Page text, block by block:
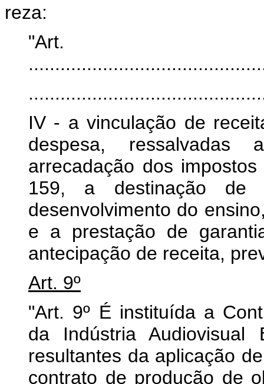
reza:
IV - a vinculação de
despesa,
arrecadação dos
159, a destinação de
desenvolvimento do
e a prestação de
antecipação de receita,
Art. 9º
"Art. 9º É instituída a
da Indústria Audiovisual
resultantes da aplicação
contrato de produção de